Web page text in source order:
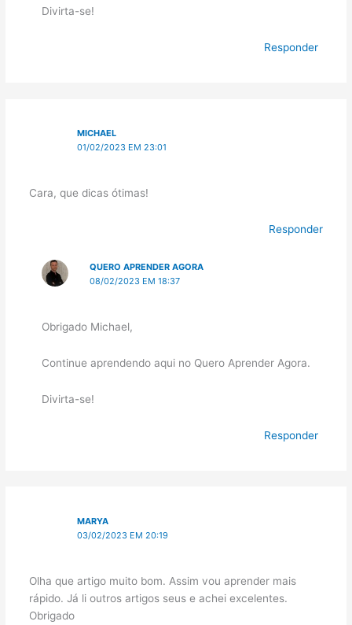
Divirta-se!
Responder
MICHAEL
01/02/2023 EM 23:01
Cara, que dicas ótimas!
Responder
QUERO APRENDER AGORA
08/02/2023 EM 18:37
Obrigado Michael,
Continue aprendendo aqui no Quero Aprender Agora.
Divirta-se!
Responder
MARYA
03/02/2023 EM 20:19
Olha que artigo muito bom. Assim vou aprender mais
rápido. Já li outros artigos seus e achei excelentes.
Obrigado